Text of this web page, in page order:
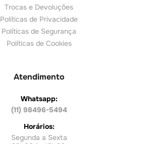
Trocas e Devoluções
Políticas de Privacidade
Políticas de Segurança
Políticas de Cookies
Atendimento
Whatsapp:
(11) 98496-5494
Horários:
Segunda a Sexta